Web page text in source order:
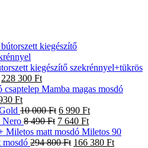
kiegészítő szekrénnyel+tükrös
Original
price
was:
326
140 Ft.
228 300 FtCurrent
price
228
300 Ft.
Mamba magas mosdó
Ft.
FtCurrent
price
is:
41
930 Ft.
10 000Ft Original
price
was:
10
6 990 FtCurrent
is:
6
Nero 8 490Ft Original
price
was:
7 640 FtCurrent
price
is:
Miletos 90
mosdó 294 800Ft Original
166 380 FtCurrent